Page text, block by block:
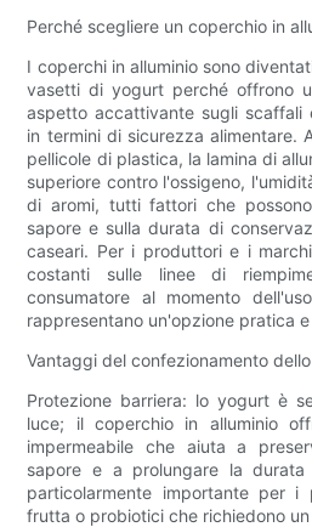
Perché scegliere un coperchio in
I coperchi in alluminio sono
vasetti di yogurt perché offrono
aspetto accattivante sugli scaffali
in termini di sicurezza alimentare.
pellicole di plastica, la lamina di
superiore contro l'ossigeno,
di aromi, tutti fattori che
sapore e sulla durata di
caseari. Per i produttori e i
costanti sulle linee di
consumatore al momento
rappresentano un'opzione pratica
Vantaggi del confezionamento
Protezione barriera: lo yogurt è
luce; il coperchio in alluminio
impermeabile che aiuta a
sapore e a prolungare la
particolarmente importante per
frutta o probiotici che richiedono